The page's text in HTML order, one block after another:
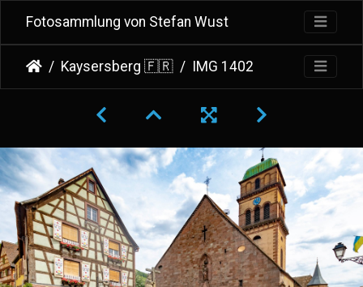
Fotosammlung von Stefan Wust
Kaysersberg 🇫🇷 IMG 1402